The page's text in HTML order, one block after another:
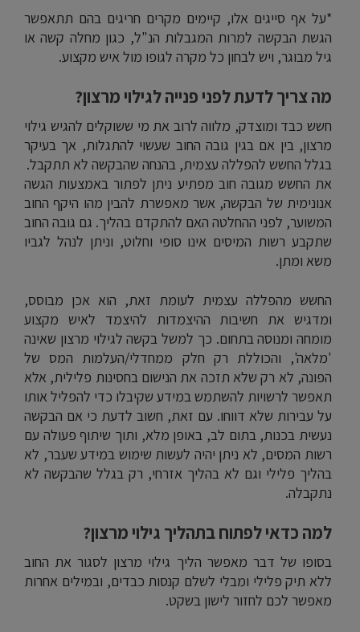
*על אף סייגים אלו, קיימים מקרים חריגים בהם תתאפשר
הגשת הבקשה למרות המגבלות הנ"ל, כגון מחלה קשה או
גיל מבוגר, ויש לבחון כל מקרה לגופו מול איש מקצוע.
מה צריך לדעת לפני פנייה לגילוי מרצון?
חשש כבד ומוצדק, מלווה לרוב את מי ששוקלים להגיש גילוי
מרצון, בין אם בגין גובה החוב שעשוי להתגלות, אך בעיקר
בגלל החשש להפללה עצמית, בהנחה שהבקשה לא תתקבל.
את החשש מגובה חוב מפתיע ניתן לפתור באמצעות הגשה
אנונימית של הבקשה, אשר מאפשרת להבין מהו היקף החוב
המשוער, לפני ההחלטה האם להתקדם בהליך. גם גובה החוב
שתקבע רשות המיסים אינו סופי וחלוט, וניתן לנהל לגביו
משא ומתן.
החשש מהפללה עצמית לעומת זאת, הוא אכן מבוסס,
ומדגיש את חשיבות ההיצמדות להיצמד לאיש מקצוע
מומחה ומנוסה בתחום. כך למשל בקשה לגילוי מרצון שאינה
'מלאה', והכוללת רק חלק ממחדלי/העלמות המס של
הפונה, לא רק שלא תזכה את הנישום בחסינות פלילית, אלא
תאפשר לרשויות להשתמש במידע שקיבלו כדי להפליל אותו
על עבירות שלא דווחו. עם זאת, חשוב לדעת כי אם הבקשה
נעשית בכנות, בתום לב, באופן מלא, ותוך שיתוף פעולה עם
רשות המסים, לא ניתן יהיה לעשות שימוש במידע שעבר, לא
בהליך פלילי וגם לא בהליך אזרחי, רק בגלל שהבקשה לא
נתקבלה.
למה כדאי לפתוח בתהליך גילוי מרצון?
בסופו של דבר מאפשר הליך גילוי מרצון לסגור את החוב
ללא תיק פלילי ומבלי לשלם קנסות כבדים, ובמילים אחרות
מאפשר לכם לחזור לישון בשקט.